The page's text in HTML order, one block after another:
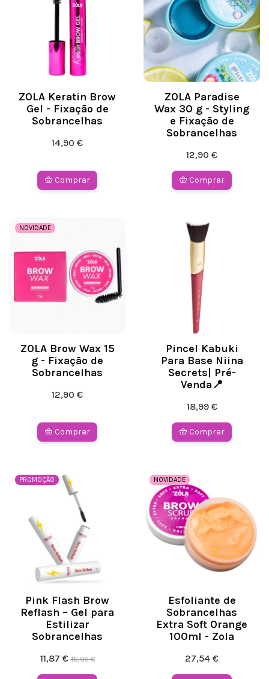
ZOLA Keratin Brow
Gel - Fixação de
Sobrancelhas
14,90 €
Comprar
ZOLA Paradise
Wax 30 g - Styling
e Fixação de
Sobrancelhas
12,90 €
Comprar
NOVIDADE
ZOLA Brow Wax 15
g - Fixação de
Sobrancelhas
12,90 €
Comprar
Pincel Kabuki
Para Base Niina
Secrets| Pré-
Venda📍
18,99 €
Comprar
PROMOÇÃO
Pink Flash Brow
Reflash – Gel para
Estilizar
Sobrancelhas
11,87 €16,95 €
NOVIDADE
Esfoliante de
Sobrancelhas
Extra Soft Orange
100ml - Zola
27,54 €